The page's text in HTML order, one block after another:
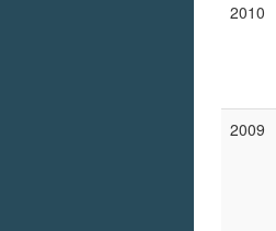
2010
2009